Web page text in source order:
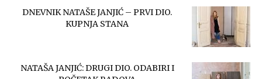
DNEVNIK NATAŠE JANJIĆ – PRVI DIO.
KUPNJA STANA
NATAŠA JANJIĆ: DRUGI DIO. ODABIRI I